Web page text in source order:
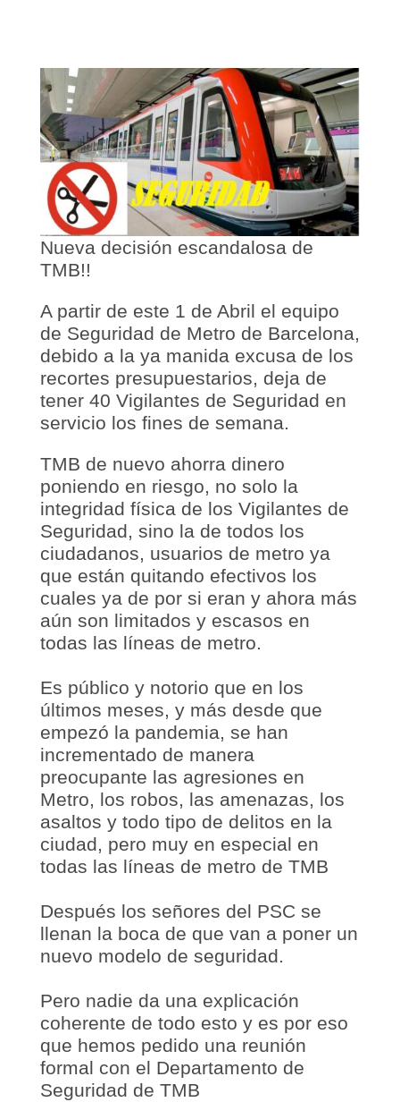
Nueva decisión escandalosa de
TMB!!
A partir de este 1 de Abril el equipo
de Seguridad de Metro de Barcelona,
debido a la ya manida excusa de los
recortes presupuestarios, deja de
tener 40 Vigilantes de Seguridad en
servicio los fines de semana.
TMB de nuevo ahorra dinero
poniendo en riesgo, no solo la
integridad física de los Vigilantes de
Seguridad, sino la de todos los
ciudadanos, usuarios de metro ya
que están quitando efectivos los
cuales ya de por si eran y ahora más
aún son limitados y escasos en
todas las líneas de metro.
Es público y notorio que en los
últimos meses, y más desde que
empezó la pandemia, se han
incrementado de manera
preocupante las agresiones en
Metro, los robos, las amenazas, los
asaltos y todo tipo de delitos en la
ciudad, pero muy en especial en
todas las líneas de metro de TMB
Después los señores del PSC se
llenan la boca de que van a poner un
nuevo modelo de seguridad.
Pero nadie da una explicación
coherente de todo esto y es por eso
que hemos pedido una reunión
formal con el Departamento de
Seguridad de TMB